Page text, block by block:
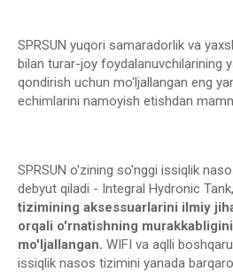
SPRSUN yuqori samaradorlik va
bilan turar-joy foydalanuvchilarining
qondirish uchun mo'ljallangan eng
echimlarini namoyish etishdan
SPRSUN o'zining so'nggi issiqlik
debyut qiladi - Integral Hydronic
tizimining aksessuarlarini ilmiy
orqali o'rnatishning
mo'ljallangan. WIFI va aqlli
issiqlik nasos tizimini yanada